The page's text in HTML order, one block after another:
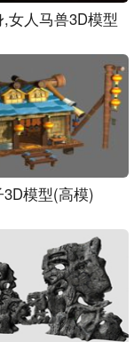
,女人马兽3D模型
模型(高模)